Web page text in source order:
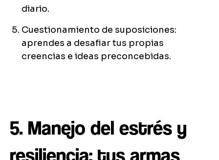
diario.
Cuestionamiento de suposiciones:
aprendes a desafiar tus propias
creencias e ideas preconcebidas.
5. Manejo del estrés y
resiliencia: tus armas